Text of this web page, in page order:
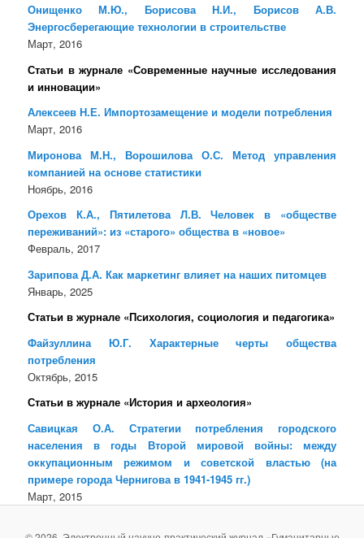
Онищенко М.Ю., Борисова Н.И., Борисов А.В.
Энергосберегающие технологии в строительстве
Март, 2016
Статьи в журнале «Современные научные исследования
и инновации»
Алексеев Н.Е. Импортозамещение и модели потребления
Март, 2016
Миронова М.Н., Ворошилова О.С. Метод управления
компанией на основе статистики
Ноябрь, 2016
Орехов К.А., Пятилетова Л.В. Человек в «обществе
переживаний»: из «старого» общества в «новое»
Февраль, 2017
Зарипова Д.А. Как маркетинг влияет на наших питомцев
Январь, 2025
Статьи в журнале «Психология, социология и педагогика»
Файзуллина Ю.Г. Характерные черты общества
потребления
Октябрь, 2015
Статьи в журнале «История и археология»
Савицкая О.А. Стратегии потребления городского
населения в годы Второй мировой войны: между
оккупационным режимом и советской властью (на
примере города Чернигова в 1941-1945 гг.)
Март, 2015